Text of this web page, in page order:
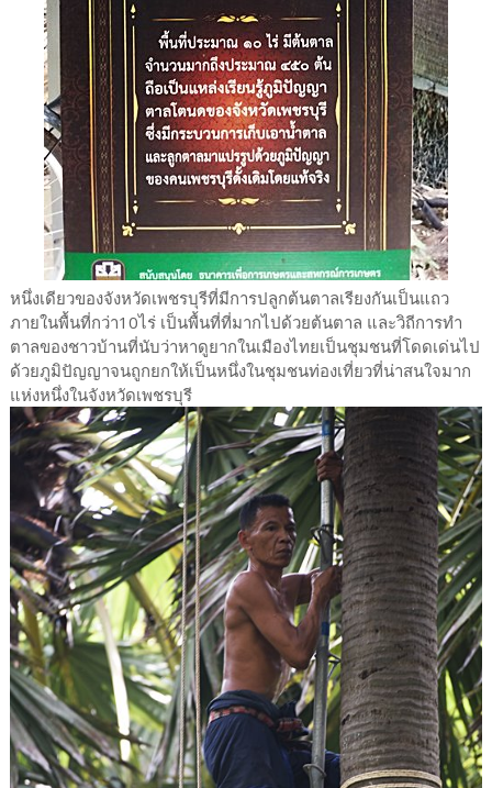
หนึ่งเดียวของจังหวัดเพชรบุรีที่มีการปลูกต้นตาลเรียงกันเป็นแถว
ภายในพื้นที่กว่า10ไร่ เป็นพื้นที่ที่มากไปด้วยต้นตาล และวิถีการทำ
ตาลของชาวบ้านที่นับว่าหาดูยากในเมืองไทยเป็นชุมชนที่โดดเด่นไป
ด้วยภูมิปัญญาจนถูกยกให้เป็นหนึ่งในชุมชนท่องเที่ยวที่น่าสนใจมาก
แห่งหนึ่งในจังหวัดเพชรบุรี